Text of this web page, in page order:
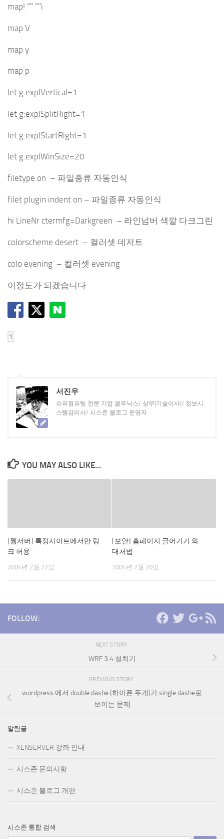
map! “” “”i
map V
map y
map p
let g:explVertical=1
let g:explSplitRight=1
let g:explStartRight=1
let g:explWinSize=20
filetype on – 파일종류 자동인식
filet plugin indent on – 파일종류 자동인식
hi LineNr ctermfg=Darkgreen – 라인넘버 색깔 다크그린
colorscheme desert – 컬러셋 데저트
colo evening – 컬러셋 evening
이정도가 되겠습니다.
서진우
슈퍼컴퓨팅 전문 기업 클루닉스/ 상무(기술이사)/ 정보시
스템감리사/ 시스존 블로그 운영자
YOU MAY ALSO LIKE...
[웹서버] 특정사이트에서만 링
크 허용
2004년 2월 22일
[보안] 홈페이지 긁어가기 와
대처법
2004년 2월 20일
FOLLOW:
NEXT STORY
WRF 3.4 설치기
PREVIOUS STORY
wordpress 에서 double dashe (하이픈 두개)가 single dashe로
보이는 문제
알림글
XENSERVER 강좌 안내
시스존 문의사항
시스존 블로그 개편
시스존 통합 검색